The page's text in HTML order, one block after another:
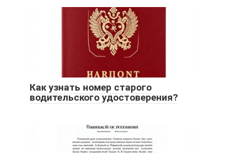
Как узнать номер старого
водительского удостоверения?